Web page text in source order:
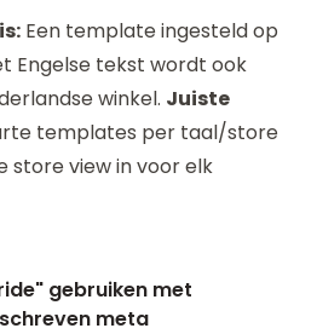
Een template ingesteld op
Engelse tekst wordt ook
winkel. Juiste
templates per taal/store
store view in voor elk
gebruiken met
meta